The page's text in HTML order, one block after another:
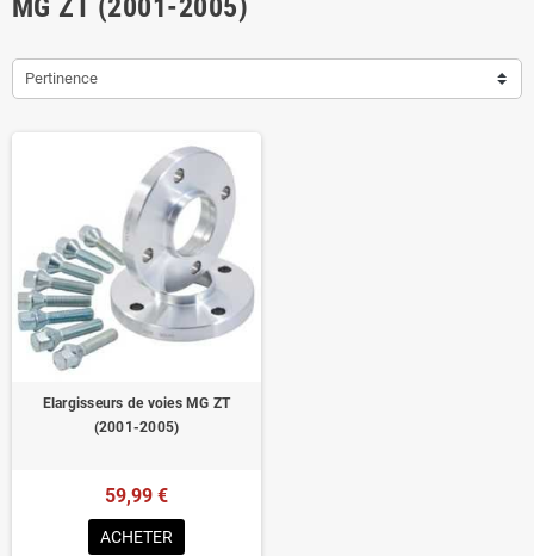
MG ZT (2001-2005)
Pertinence
Elargisseurs de voies MG ZT
(2001-2005)
59,99 €
ACHETER